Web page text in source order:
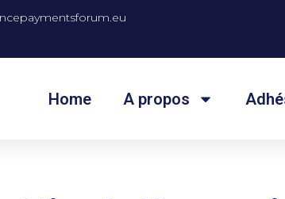
Home A propos